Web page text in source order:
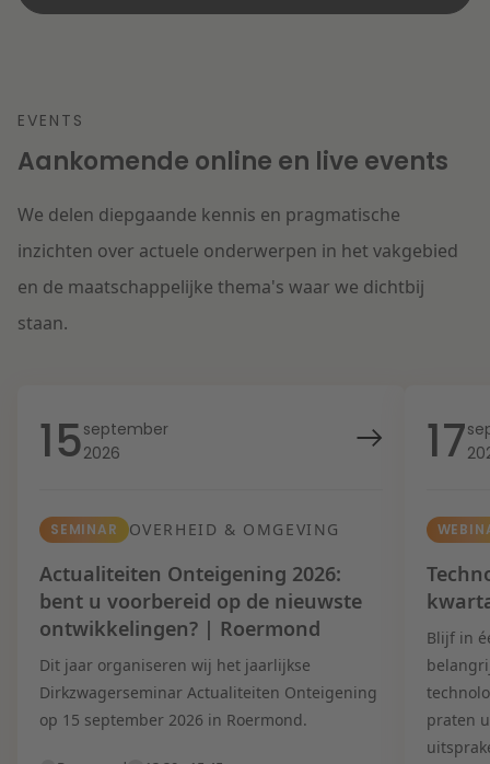
EVENTS
Aankomende online en live events
We delen diepgaande kennis en pragmatische
inzichten over actuele onderwerpen in het vakgebied
en de maatschappelijke thema's waar we dichtbij
staan.
15september
2026
SEMINAR OVERHEID & OMGEVING
Actualiteiten Onteigening 2026:
bent u voorbereid op de nieuwste
ontwikkelingen? | Roermond
Dit jaar organiseren wij het jaarlijkse
Dirkzwagerseminar Actualiteiten Onteigening
op 15 september 2026 in Roermond.
17
Blijf in
praten